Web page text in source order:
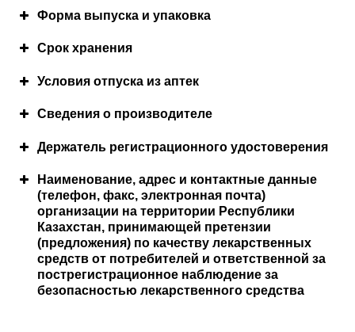
Необходимые меры предосторожности при
применении
Метод и путь введения
Меры, которые необходимо принять в случае
передозировки
10 мл препарата
гидрохлорид
вспомогательные
вещества:
борная кислота, вода для
инъекций
Описание внешнего вида, запаха, вкуса
Форма выпуска и упаковка
Срок хранения
Условия отпуска из аптек
Сведения о производителе
Держатель регистрационного удостоверения
Наименование, адрес и контактные данные
(телефон, факс, электронная почта)
организации на территории Республики
Казахстан, принимающей претензии
(предложения) по качеству лекарственных
средств от потребителей и ответственной за
пострегистрационное наблюдение за
безопасностью лекарственного средства